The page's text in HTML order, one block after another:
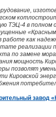
ТЭЦ-4 в полном
работе как
реализации
по замене
мощность
позволят
Кировской
завод